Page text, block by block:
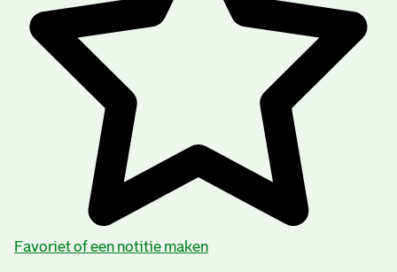
Favoriet of een notitie maken